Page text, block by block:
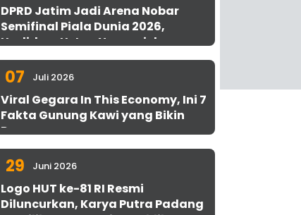
DPRD Jatim Jadi Arena Nobar
Semifinal Piala Dunia 2026,
Hadirkan Uston Nawawi dan
UMKM Gratis untuk 1.000 Warga
07 Juli 2026
Viral Gegara In This Economy, Ini 7
Fakta Gunung Kawi yang Bikin
Penasaran
29 Juni 2026
Logo HUT ke-81 RI Resmi
Diluncurkan, Karya Putra Padang